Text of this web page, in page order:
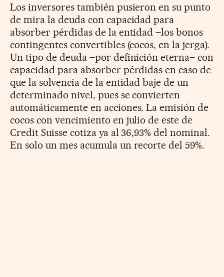
Los inversores también pusieron en su punto
de mira la deuda con capacidad para
absorber pérdidas de la entidad –los bonos
contingentes convertibles (cocos, en la jerga).
Un tipo de deuda –por definición eterna– con
capacidad para absorber pérdidas en caso de
que la solvencia de la entidad baje de un
determinado nivel, pues se convierten
automáticamente en acciones. La emisión de
cocos con vencimiento en julio de este de
Credit Suisse cotiza ya al 36,93% del nominal.
En solo un mes acumula un recorte del 59%.